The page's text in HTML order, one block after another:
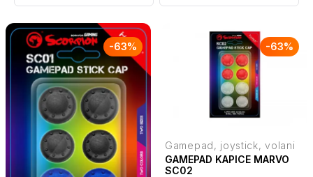
-63% -63%
Gamepad, joystick, volani
GAMEPAD KAPICE MARVO
SC02